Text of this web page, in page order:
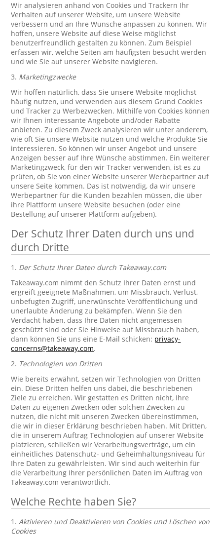
Wir analysieren anhand von Cookies und Trackern Ihr
Verhalten auf unserer Website, um unsere Website
verbessern und an Ihre Wünsche anpassen zu können. Wir
hoffen, unsere Website auf diese Weise möglichst
benutzerfreundlich gestalten zu können. Zum Beispiel
erfassen wir, welche Seiten am häufigsten besucht werden
und wie Sie auf unserer Website navigieren.
3. Marketingzwecke
Wir hoffen natürlich, dass Sie unsere Website möglichst
häufig nutzen, und verwenden aus diesem Grund Cookies
und Tracker zu Werbezwecken. Mithilfe von Cookies können
wir Ihnen interessante Angebote und/oder Rabatte
anbieten. Zu diesem Zweck analysieren wir unter anderem,
wie oft Sie unsere Website nutzen und welche Produkte Sie
interessieren. So können wir unser Angebot und unsere
Anzeigen besser auf Ihre Wünsche abstimmen. Ein weiterer
Marketingzweck, für den wir Tracker verwenden, ist es zu
prüfen, ob Sie von einer Website unserer Werbepartner auf
unsere Seite kommen. Das ist notwendig, da wir unsere
Werbepartner für die Kunden bezahlen müssen, die über
ihre Plattform unsere Website besuchen (oder eine
Bestellung auf unserer Plattform aufgeben).
Der Schutz Ihrer Daten durch uns und
durch Dritte
1. Der Schutz Ihrer Daten durch Takeaway.com
Takeaway.com nimmt den Schutz Ihrer Daten ernst und
ergreift geeignete Maßnahmen, um Missbrauch, Verlust,
unbefugten Zugriff, unerwünschte Veröffentlichung und
unerlaubte Änderung zu bekämpfen. Wenn Sie den
Verdacht haben, dass Ihre Daten nicht angemessen
geschützt sind oder Sie Hinweise auf Missbrauch haben,
dann können Sie uns eine E-Mail schicken: privacy-
concerns@takeaway.com.
2. Technologien von Dritten
Wie bereits erwähnt, setzen wir Technologien von Dritten
ein. Diese Dritten helfen uns dabei, die beschriebenen
Ziele zu erreichen. Wir gestatten es Dritten nicht, Ihre
Daten zu eigenen Zwecken oder solchen Zwecken zu
nutzen, die nicht mit unseren Zwecken übereinstimmen,
die wir in dieser Erklärung beschrieben haben. Mit Dritten,
die in unserem Auftrag Technologien auf unserer Website
platzieren, schließen wir Verarbeitungsverträge, um ein
einheitliches Datenschutz- und Geheimhaltungsniveau für
Ihre Daten zu gewährleisten. Wir sind auch weiterhin für
die Verarbeitung Ihrer persönlichen Daten im Auftrag von
Takeaway.com verantwortlich.
Welche Rechte haben Sie?
1.Aktivieren und Deaktivieren von Cookies und Löschen von
Cookies